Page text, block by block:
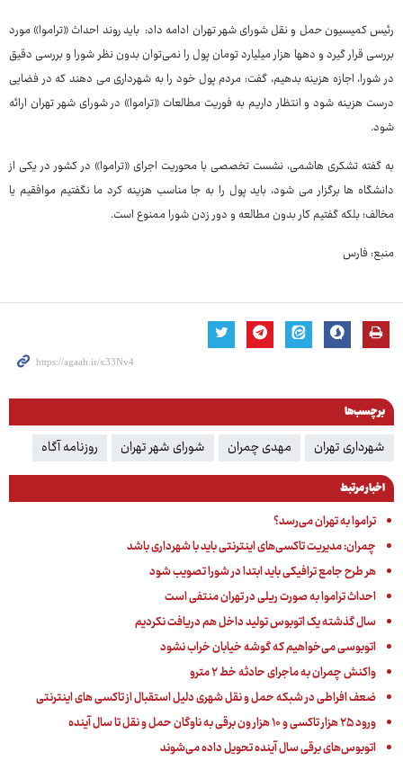
رئیس کمیسیون حمل و نقل شورای شهر تهران ادامه داد: باید روند احداث «تراموا» مورد
بررسی قرار گیرد و دهها هزار میلیارد تومان پول را نمی‌توان بدون نظر شورا و بررسی دقیق
در شورا، اجازه هزینه بدهیم، گفت: مردم پول خود را به شهرداری می دهند که در فضایی
درست هزینه شود و انتظار داریم به فوریت مطالعات «تراموا» در شورای شهر تهران ارائه
شود.
به گفته تشکری هاشمی، نشست تخصصی با محوریت اجرای «تراموا» در کشور در یکی از
دانشگاه ها برگزار می شود، باید پول را به جا مناسب هزینه کرد ما نگفتیم موافقیم یا
مخالف؛ بلکه گفتیم کار بدون مطالعه و دور زدن شورا ممنوع است.
منبع: فارس
برچسب‌ها
شهرداری تهران مهدی چمران شورای شهر تهران روزنامه آگاه
اخبار مرتبط
تراموا به تهران می‌رسد؟
چمران: مدیریت تاکسی‌های اینترنتی باید با شهرداری باشد
هر طرح جامع ترافیکی باید ابتدا در شورا تصویب شود
احداث تراموا به صورت ریلی در تهران منتفی است
سال گذشته یک اتوبوس تولید داخل هم دریافت نکردیم
اتوبوسی می‌خواهیم که‌ گوشه خیابان خراب نشود
واکنش چمران به ماجرای حادثه خط ۲ مترو
ضعف افراطی در شبکه حمل و نقل شهری دلیل استقبال از تاکسی های اینترنتی
ورود ۲۵ هزار تاکسی و ۱۰ هزار ون برقی به ناوگان حمل و نقل تا سال آینده
اتوبوس‌های برقی سال آینده تحویل داده می‌شوند